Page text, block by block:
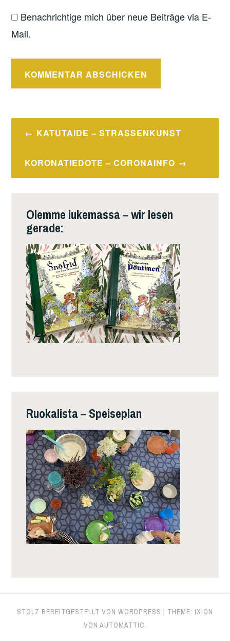
Benachrichtige mich über neue Beiträge via E-
Mail.
Beitragsnavigation
KATUTAIDE – STRASSENKUNST
KORONATIEDOTE – CORONAINFO
Olemme lukemassa – wir lesen
gerade:
Ruokalista – Speiseplan
STOLZ BEREITGESTELLT VON WORDPRESS | THEME: IXION
VON AUTOMATTIC.